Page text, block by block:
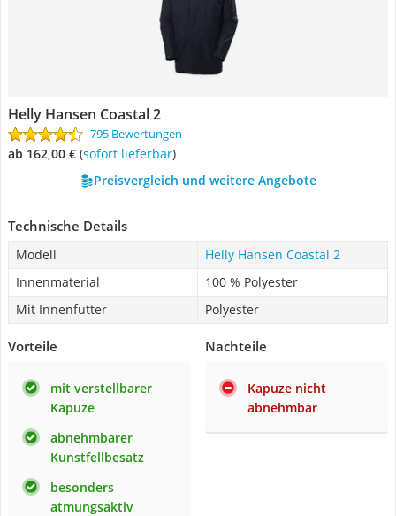
Helly Hansen Coastal 2
795 Bewertungen
ab 162,00 € ( Sofort lieferbar)
Preisvergleich und weitere Angebote
Technische Details
Modell
Helly Hansen Coastal 2
Innenmaterial
100 % Polyester
Mit Innenfutter
Polyester
Vorteile
mit verstellbarer
Kapuze
abnehmbarer
Kunstfellbesatz
besonders
atmungsaktiv
Nachteile
Kapuze nicht
abnehmbar